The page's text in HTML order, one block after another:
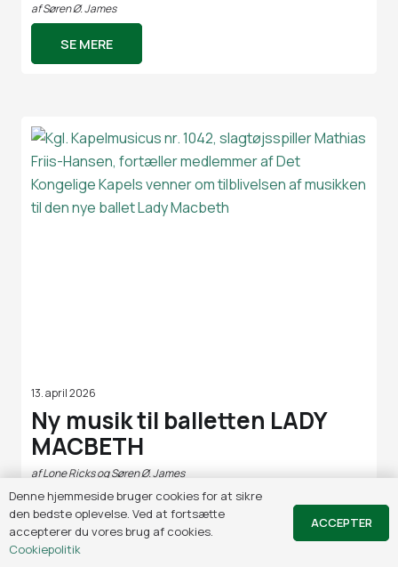
afSøren Ø. James
SE MERE
13. april 2026
Ny musik til balletten LADY
MACBETH
afLone Ricks og Søren Ø. James
SE MERE
Denne hjemmeside bruger cookies for at sikre
den bedste oplevelse. Ved at fortsætte
accepterer du vores brug af cookies.
Cookiepolitik
ACCEPTER